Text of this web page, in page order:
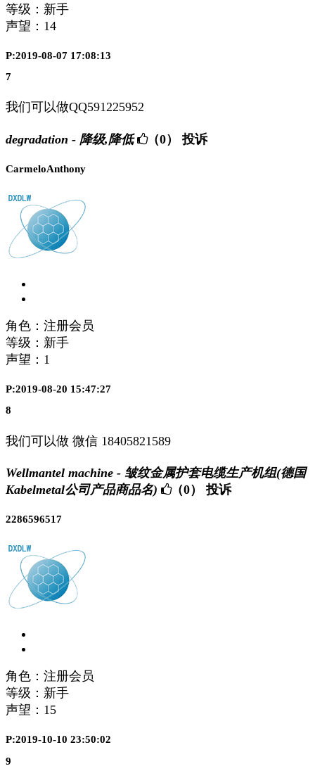
等级：新手
声望： 14
P:2019-08-07 17:08:13
7
我们可以做QQ591225952
degradation - 降级,降低 （0） 投诉
CarmeloAnthony
角色：注册会员
等级：新手
声望： 1
P:2019-08-20 15:47:27
8
我们可以做 微信 18405821589
Wellmantel machine - 皱纹金属护套电缆生产机组(德国
Kabelmetal公司产品商品名)
（0） 投诉
2286596517
角色：注册会员
等级：新手
声望： 15
P:2019-10-10 23:50:02
9